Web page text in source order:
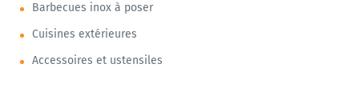
Barbecues inox à poser
Cuisines extérieures
Accessoires et ustensiles